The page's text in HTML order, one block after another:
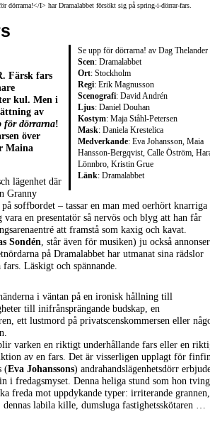
dörrarna!</I> har Dramalabbet försökt sig på spring-i-dörrar-fars.
Se upp för dörrarna! av Dag Thelander
Scen: Dramalabbet
Ort: Stockholm
Regi: Erik Magnusson
Scenografi: David Andrén
Ljus: Daniel Douhan
Kostym: Maja Ståhl-Petersen
Mask: Daniela Krestelica
Medverkande: Eva Johansson, Maia
Hansson-Bergqvist, Calle Öström,
Lönnbro, Kristin Grue
Länk: Dramalabbet
. Färsk fars
kul. Men i
av
för dörrarna!
över
Maina
lägenhet där
Granny
soffbordet – tassar en man med oerhört knarriga
en presentatör så nervös och blyg att han får
att framstå som kaxig och kavat.
Sondén, står även för musiken) ju också
på Dramalabbet har utmanat sina rädslor
Läskigt och spännande.
i väntan på en ironisk hållning till
till inifrånsprängande budskap, en
ett lustmord på privatscenskommersen eller
varken en riktigt underhållande fars eller en
av en fars. Det är visserligen upplagt för
(Eva Johanssons) andrahandslägenhetsdörr
i fredagsmyset. Denna heliga stund som hon
freda mot uppdykande typer: irriterande grannen,
dennas labila kille, dumsluga fastighetsskötaren …